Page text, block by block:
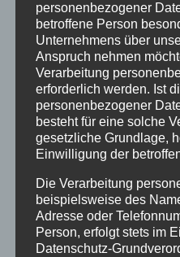
Neueste Beiträge
Schöne Sommerferien
Sportfest 2026 im
Gruß vom Förderverein
Innenhofparty des
Exkursionstag der
Neueste
personenbezogener
betroffene Person
Unternehmens über
Anspruch nehmen
Verarbeitung
erforderlich werden. Ist
personenbezogener
besteht für eine solche
gesetzliche Grundlage,
Einwilligung der
Die Verarbeitung
beispielsweise des
Adresse oder
Person, erfolgt stets im
Datenschutz-